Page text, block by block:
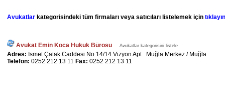
Avukatlar kategorisindeki tüm firmaları veya satıcıları listelemek için
Avukat Emin Koca Hukuk Bürosu Avukatlar kategorisini listele
Adres: İsmet Çatak Caddesi No:14/14 Vizyon Apt. Muğla Merkez / Muğla
Telefon: 0252 212 13 11 Fax: 0252 212 13 11